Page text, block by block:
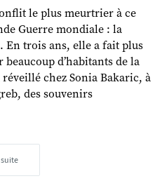
le plus meurtrier à ce
Guerre mondiale : la
En trois ans, elle a fait plus
d’habitants de la
chez Sonia Bakaric, à
des souvenirs
suite